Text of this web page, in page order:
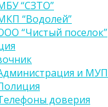
“СЗТО”
“Водолей”
“Чистый поселок”
и МУП
доверия